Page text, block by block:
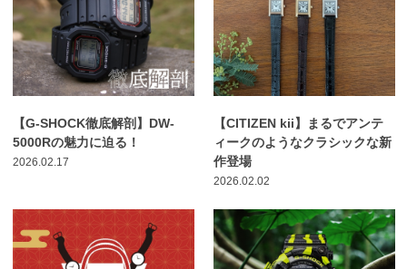
【G-SHOCK徹底解剖】DW-
5000Rの魅力に迫る！
2026.02.17
【CITIZEN kii】まるでアンテ
ィークのようなクラシックな新
作登場
2026.02.02